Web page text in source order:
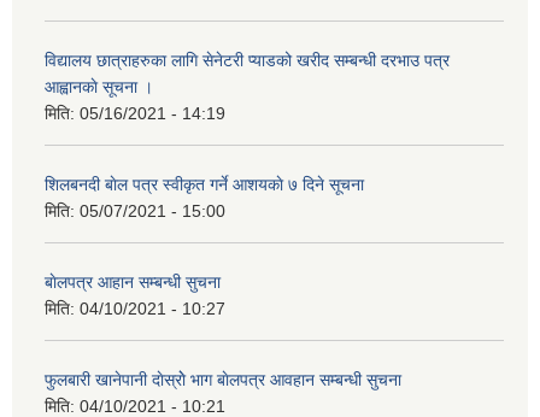
विद्यालय छात्राहरुका लागि सेनेटरी प्याडको खरीद सम्बन्धी दरभाउ पत्र
आह्वानकाे सूचना ।
मिति: 05/16/2021 - 14:19
शिलबनदी बाेल पत्र स्वीकृत गर्ने आशयकाे ७ दिने सूचना
मिति: 05/07/2021 - 15:00
बाेलपत्र आहान सम्बन्धी सुचना
मिति: 04/10/2021 - 10:27
फुलबारी खानेपानी दाेस्राेे भाग बाेलपत्र आवहान सम्बन्धी सुचना
मिति: 04/10/2021 - 10:21